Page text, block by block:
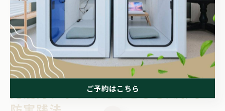
ルエンザの感染が防げた」という声もあります。ルール
を明確にし、家族全員で守ることが、家庭内感染のリス
ク軽減につながります。
免疫力アップのカギとなる風邪予
ご予約はこちら